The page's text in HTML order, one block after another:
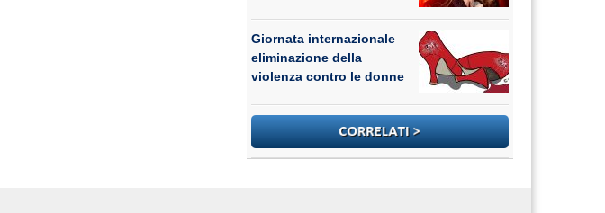
Giornata internazionale
eliminazione della
violenza contro le donne